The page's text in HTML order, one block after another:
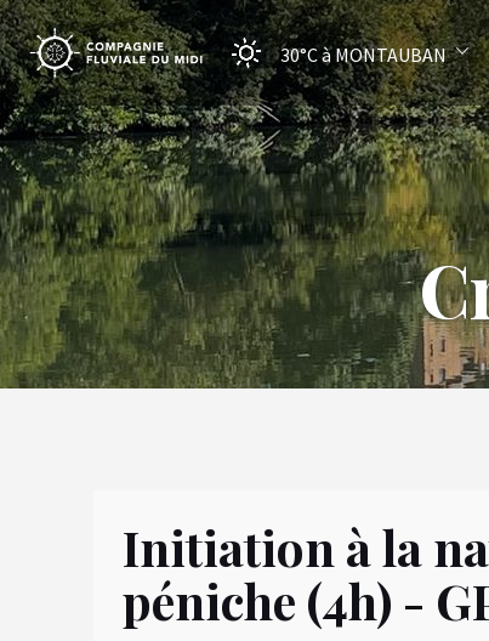
30°Cà MONTAUBAN
Initiation à la
péniche (4h) -